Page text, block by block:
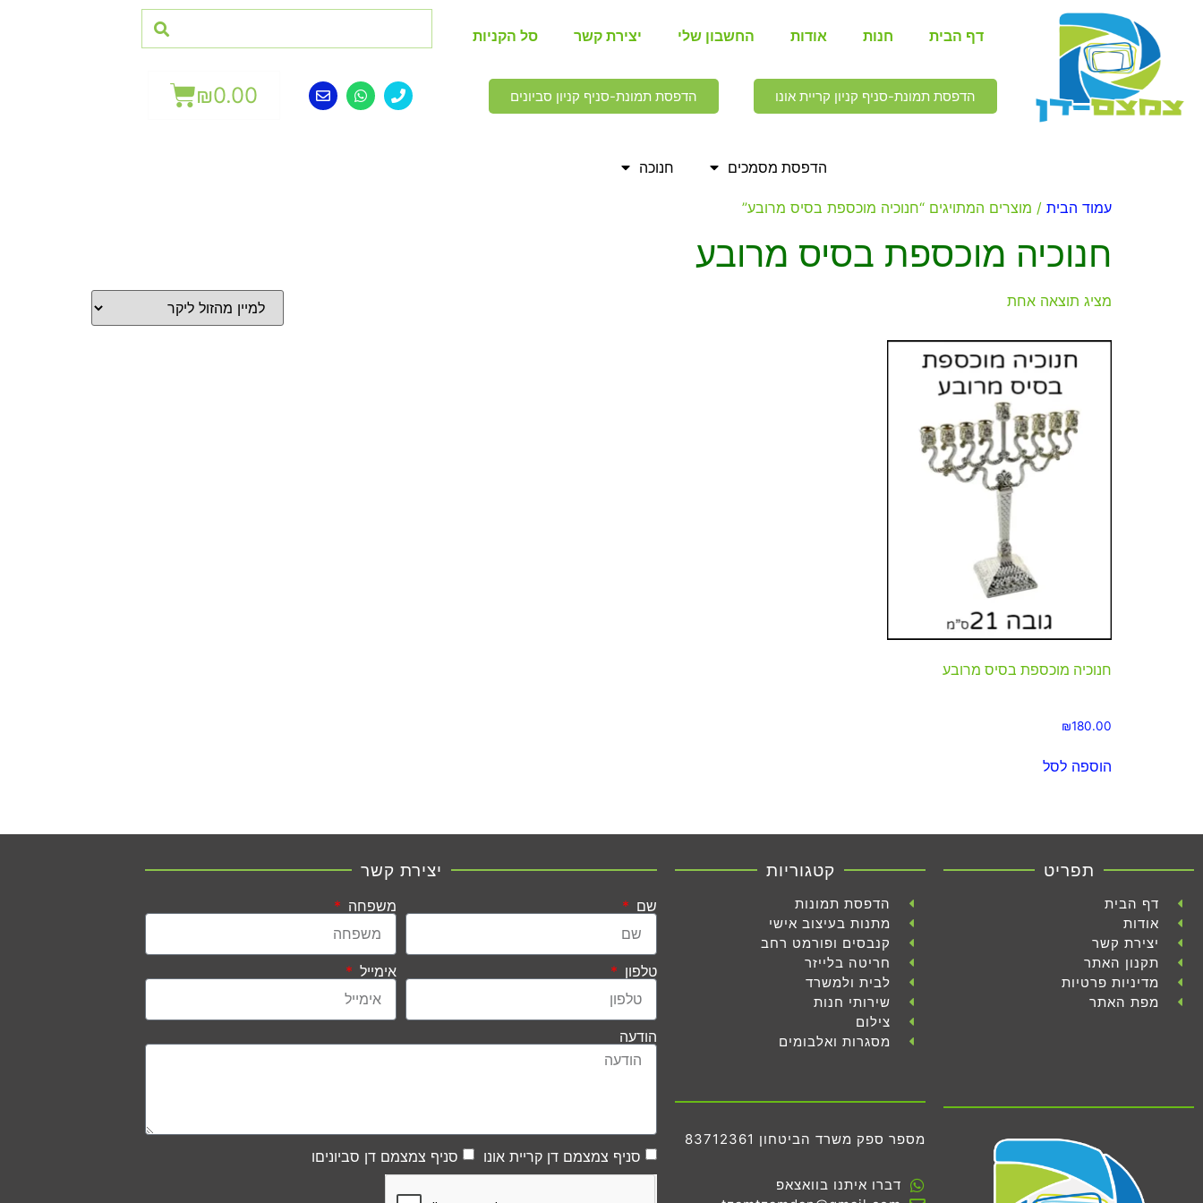
דף הבית חנות אודות החשבון שלי יצירת קשר סל הקניות
הדפסת תמונת-סניף קניון קריית אונו הדפסת תמונת-סניף קניון סביונים ₪0.00
הדפסת מסמכים חנוכה
עמוד הבית / מוצרים המתויגים “חנוכיה מוכספת בסיס מרובע”
חנוכיה מוכספת בסיס מרובע
מציג תוצאה אחת
חנוכיה מוכספת בסיס מרובע
₪180.00
הוספה לסל
תפריט
דף הבית
אודות
יצירת קשר
תקנון האתר
מדיניות פרטיות
מפת האתר
קטגוריות
הדפסת תמונות
מתנות בעיצוב אישי
קנבסים ופורמט רחב
חריטה בלייזר
לבית ולמשרד
שירותי חנות
צילום
מסגרות ואלבומים
מספר ספק משרד הביטחון 83712361
דברו איתנו בוואצאפ
יצירת קשר
שם משפחה
טלפון אימייל
הודעה
סניף צמצמם דן קריית אונו סניף צמצמם דן סביוניםו